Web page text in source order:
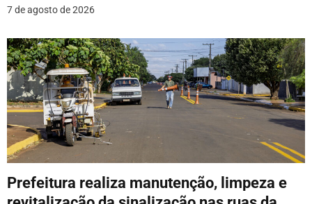
7 de agosto de 2026
Prefeitura realiza manutenção, limpeza e